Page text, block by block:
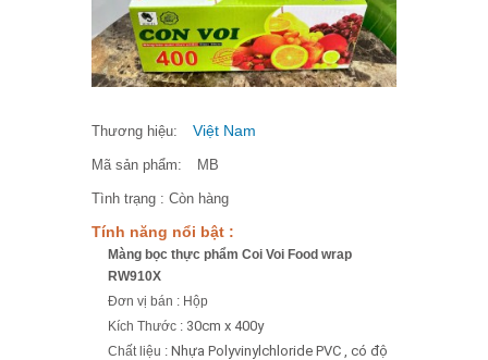
Thương hiệu: Việt Nam
Mã sản phẩm: MB
Tình trạng : Còn hàng
Tính năng nổi bật :
Màng bọc thực phẩm Coi Voi Food wrap
RW910X
Đơn vị bán : Hộp
Kích Thước : 30cm x 400y
Chất liệu : Nhựa Polyvinylchloride PVC , có độ